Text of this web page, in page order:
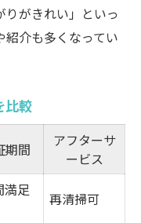
りがきれい」といっ
紹介も多くなってい
比較
期間
アフターサ
ービス
満足
再清掃可